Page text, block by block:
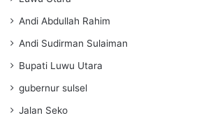
Andi Abdullah Rahim
Andi Sudirman Sulaiman
Bupati Luwu Utara
gubernur sulsel
Jalan Seko